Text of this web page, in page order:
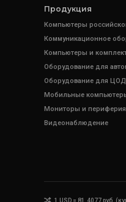
Продукция
Компьютеры
Коммуникационное
Компьютеры и
Оборудование для
Оборудование для ЦОД
Мобильные
Мониторы и периферия
Видеонаблюдение
1 USD = 81.4077 руб.